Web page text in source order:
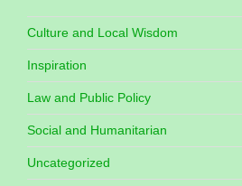
Culture and Local Wisdom
Inspiration
Law and Public Policy
Social and Humanitarian
Uncategorized